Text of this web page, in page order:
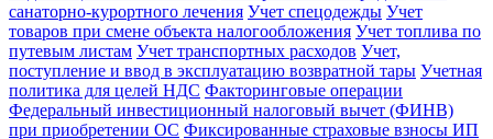
санаторно-курортного лечения Учет спецодежды Учет
товаров при смене объекта налогообложения Учет топлива по
путевым листам Учет транспортных расходов Учет,
поступление и ввод в эксплуатацию возвратной тары Учетная
политика для целей НДС Факторинговые операции
Федеральный инвестиционный налоговый вычет (ФИНВ)
при приобретении ОС Фиксированные страховые взносы ИП